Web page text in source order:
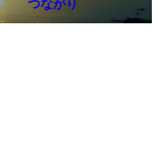
つながり